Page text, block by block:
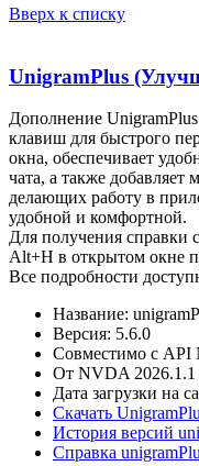
Вверх к списку
UnigramPlus
Дополнение
клавиш для быстрого
окна, обеспечивает
чата, а также
делающих работу в
удобной и комфортной.
Для получения справки
Alt+H в открытом окне
Все подробности
Название:
Версия: 5.6.0
Совместимо с API
От NVDA 2026.1.1
Дата загрузки на
Скачать
История версий
Справка